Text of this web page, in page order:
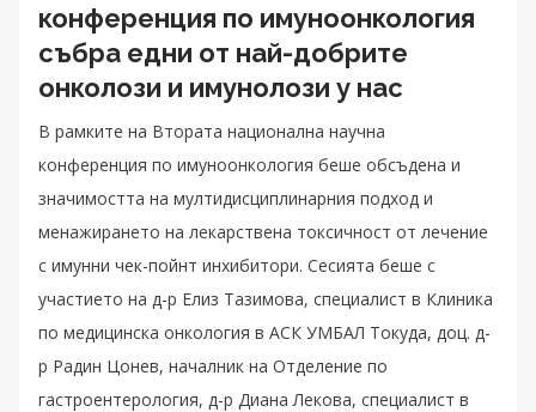
конференция по имуноонкология
събра едни от най-добрите
онколози и имунолози у нас
В рамките на Втората национална научна
конференция по имуноонкология беше обсъдена и
значимостта на мултидисциплинарния подход и
менажирането на лекарствена токсичност от лечение
с имунни чек-пойнт инхибитори. Сесията беше с
участието на д-р Елиз Тазимова, специалист в Клиника
по медицинска онкология в АСК УМБАЛ Токуда, доц. д-
р Радин Цонев, началник на Отделение по
гастроентерология, д-р Диана Лекова, специалист в